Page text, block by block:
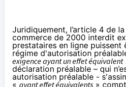
Juridiquement, l’article 4 de la
commerce de 2000 interdit
prestataires en ligne puissent
régime d'autorisation
exigence ayant un effet équivalent
déclaration préalable – qui
autorisation préalable -
« ayant effet équivalents »